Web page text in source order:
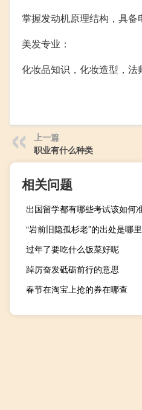
掌握发动机原理结构，具备
美发专业：
化妆品知识，化妆造型，法
上一篇
职业有什么种类
相关问题
出国留学都有哪些考试该如何
“岩前旧隐孤杉老”的出处是哪里
过年了要吃什么饭菜好呢
踔厉奋发砥砺前行的意思
春节在淘宝上抢的券在哪查